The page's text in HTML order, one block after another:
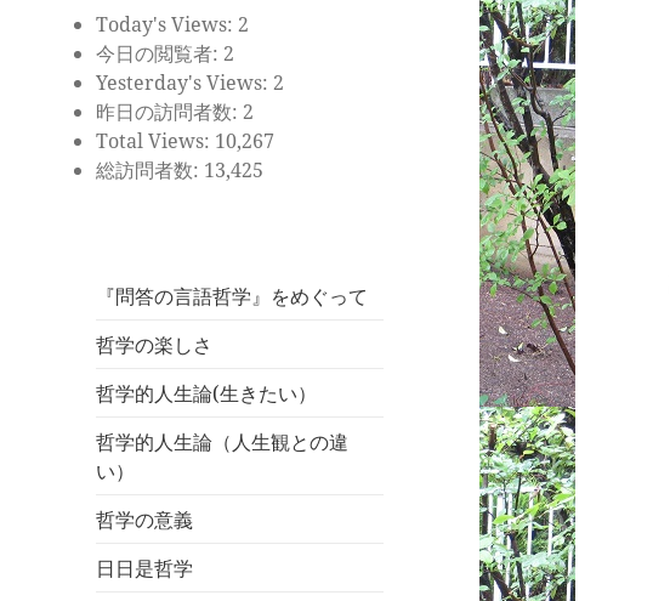
Today's Views:2
今日の閲覧者:2
Yesterday's Views:2
昨日の訪問者数:2
Total Views: 10,267
総訪問者数: 13,425
『問答の言語哲学』をめぐって
哲学の楽しさ
哲学的人生論(生きたい）
哲学的人生論（人生観との違
い）
哲学の意義
日日是哲学